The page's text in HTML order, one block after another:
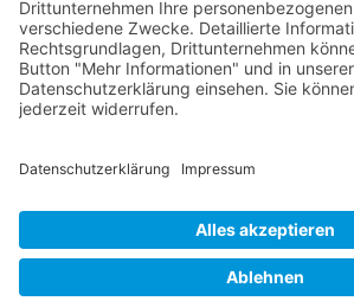
Cookie-Einstellungen
Datenschutz
Datenschutz Social Media